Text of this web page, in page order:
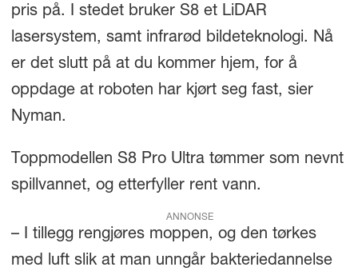
pris på. I stedet bruker S8 et LiDAR
lasersystem, samt infrarød bildeteknologi. Nå
er det slutt på at du kommer hjem, for å
oppdage at roboten har kjørt seg fast, sier
Nyman.
Toppmodellen S8 Pro Ultra tømmer som nevnt
spillvannet, og etterfyller rent vann.
ANNONSE
– I tillegg rengjøres moppen, og den tørkes
med luft slik at man unngår bakteriedannelse